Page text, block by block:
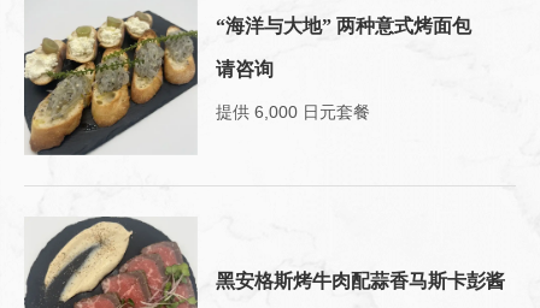
“海洋与大地” 两种意式烤面包
请咨询
提供 6,000 日元套餐
黑安格斯烤牛肉配蒜香马斯卡彭酱